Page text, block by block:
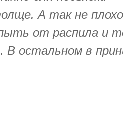
А так не
от распила и
В остальном в